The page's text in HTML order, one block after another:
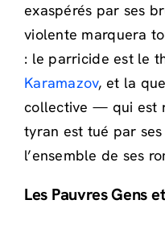
exaspérés par ses
violente marquera
: le parricide est le
Karamazov, et la
collective — qui est
tyran est tué par
l’ensemble de ses
Les Pauvres Gens